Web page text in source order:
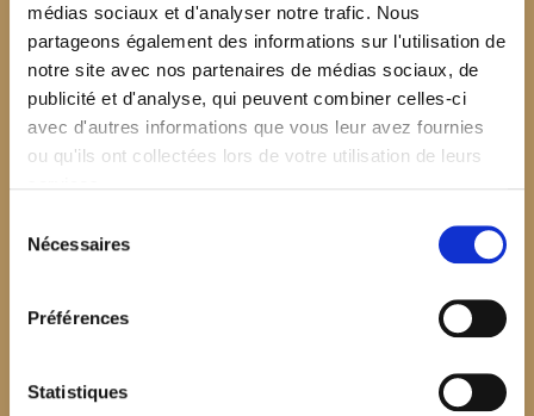
médias sociaux et d'analyser notre trafic. Nous
partageons également des informations sur l'utilisation de
notre site avec nos partenaires de médias sociaux, de
publicité et d'analyse, qui peuvent combiner celles-ci
avec d'autres informations que vous leur avez fournies
ou qu'ils ont collectées lors de votre utilisation de leurs
Nécessaires
Préférences
Statistiques